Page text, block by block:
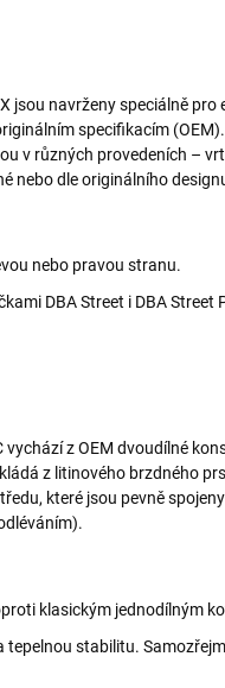
jsou navrženy speciálně pro
specifikacím (OEM).
v různých provedeních –
nebo dle originálního
nebo pravou stranu.
DBA Street i DBA Street
vychází z OEM dvoudílné
z litinového brzdného
které jsou pevně
klasickým jednodílným
stabilitu.